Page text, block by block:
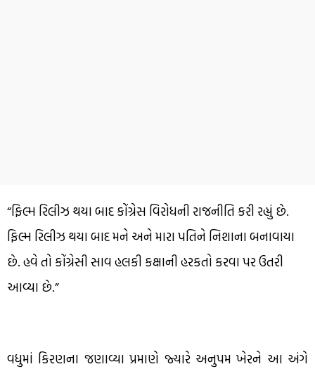
“ફિલ્મ રિલીઝ થયા બાદ કોંગ્રેસ વિરોધની રાજનીતિ કરી રહ્યું છે.
ફિલ્મ રિલીઝ થયા બાદ મને અને મારા પતિને નિશાના બનાવાયા
છે. હવે તો કોંગ્રેસી સાવ હલકી કક્ષાની હરકતો કરવા પર ઉતરી
આવ્યા છે.”
વધુમાં કિરણના જણાવ્યા પ્રમાણે જ્યારે અનુપમ ખેરને આ અંગે